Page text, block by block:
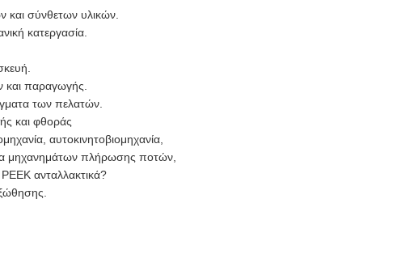
και σύνθετων υλικών.
κατεργασία.
και παραγωγής.
των πελατών.
και φθοράς
αυτοκινητοβιομηχανία,
μηχανημάτων πλήρωσης ποτών,
ανταλλακτικά?